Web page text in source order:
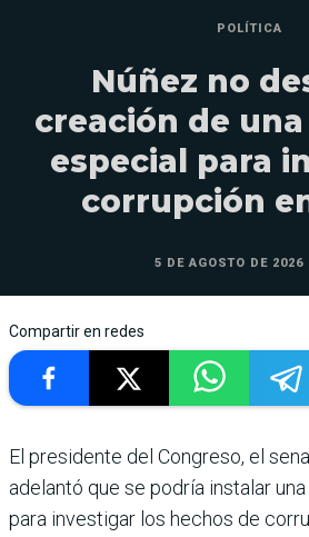
POLÍTICA
Núñez no
creación de
especial para
corrupción
5 DE AGOSTO DE 2026
Compartir en redes
El presidente del Congreso, el
adelantó que se podría instalar una
para investigar los hechos de